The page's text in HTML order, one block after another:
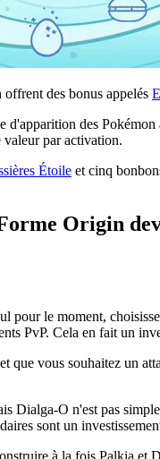
des bonus appelés
des
valeur par activation.
Étoile et cinq
Origin
pour le moment,
PvP. Cela en fait un
que vous souhaitez un
Dialga-O n'est pas
sont un